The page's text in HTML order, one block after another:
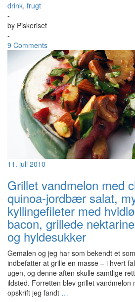
drink, frugt
-
by Piskeriset
-
9 Comments
11. juli 2010
Grillet vandmelon med
quinoa-jordbær salat,
kyllingefileter med
bacon, grillede
og hyldesukker
Gemalen og jeg har som bekendt et
indbefatter at grille en masse – i hvert
ugen, og denne aften skulle samtlige
ildsted. Forretten blev grillet vandmelon
opskrift jeg fandt …